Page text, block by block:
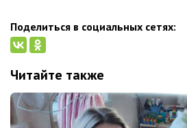
Поделиться в социальных сетях:
Читайте также